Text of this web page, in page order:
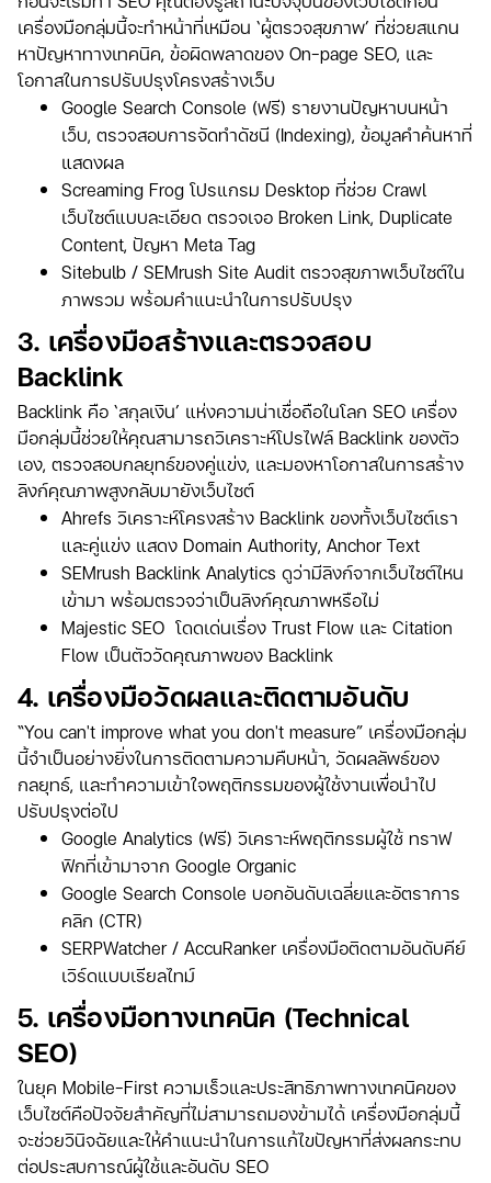
เครื่องมือกลุ่มนี้จะทำหน้าที่เหมือน ‘ผู้ตรวจสุขภาพ’ ที่ช่วยสแกน
หาปัญหาทางเทคนิค, ข้อผิดพลาดของ On-page SEO, และ
โอกาสในการปรับปรุงโครงสร้างเว็บ
Google Search Console (ฟรี) รายงานปัญหาบนหน้า
เว็บ, ตรวจสอบการจัดทำดัชนี (Indexing), ข้อมูลคำค้นหาที่
แสดงผล
Screaming Frog โปรแกรม Desktop ที่ช่วย Crawl
เว็บไซต์แบบละเอียด ตรวจเจอ Broken Link, Duplicate
Content, ปัญหา Meta Tag
Sitebulb / SEMrush Site Audit ตรวจสุขภาพเว็บไซต์ใน
ภาพรวม พร้อมคำแนะนำในการปรับปรุง
3. เครื่องมือสร้างและตรวจสอบ
Backlink
Backlink คือ ‘สกุลเงิน’ แห่งความน่าเชื่อถือในโลก SEO เครื่อง
มือกลุ่มนี้ช่วยให้คุณสามารถวิเคราะห์โปรไฟล์ Backlink ของตัว
เอง, ตรวจสอบกลยุทธ์ของคู่แข่ง, และมองหาโอกาสในการสร้าง
ลิงก์คุณภาพสูงกลับมายังเว็บไซต์
Ahrefs วิเคราะห์โครงสร้าง Backlink ของทั้งเว็บไซต์เรา
และคู่แข่ง แสดง Domain Authority, Anchor Text
SEMrush Backlink Analytics ดูว่ามีลิงก์จากเว็บไซต์ไหน
เข้ามา พร้อมตรวจว่าเป็นลิงก์คุณภาพหรือไม่
Majestic SEO โดดเด่นเรื่อง Trust Flow และ Citation
Flow เป็นตัววัดคุณภาพของ Backlink
4. เครื่องมือวัดผลและติดตามอันดับ
“You can't improve what you don't measure” เครื่องมือกลุ่ม
นี้จำเป็นอย่างยิ่งในการติดตามความคืบหน้า, วัดผลลัพธ์ของ
กลยุทธ์, และทำความเข้าใจพฤติกรรมของผู้ใช้งานเพื่อนำไป
ปรับปรุงต่อไป
Google Analytics (ฟรี) วิเคราะห์พฤติกรรมผู้ใช้ ทราฟ
ฟิกที่เข้ามาจาก Google Organic
Google Search Console บอกอันดับเฉลี่ยและอัตราการ
คลิก (CTR)
SERPWatcher / AccuRanker เครื่องมือติดตามอันดับคีย์
เวิร์ดแบบเรียลไทม์
5. เครื่องมือทางเทคนิค (Technical
SEO)
ในยุค Mobile-First ความเร็วและประสิทธิภาพทางเทคนิคของ
เว็บไซต์คือปัจจัยสำคัญที่ไม่สามารถมองข้ามได้ เครื่องมือกลุ่มนี้
จะช่วยวินิจฉัยและให้คำแนะนำในการแก้ไขปัญหาที่ส่งผลกระทบ
ต่อประสบการณ์ผู้ใช้และอันดับ SEO